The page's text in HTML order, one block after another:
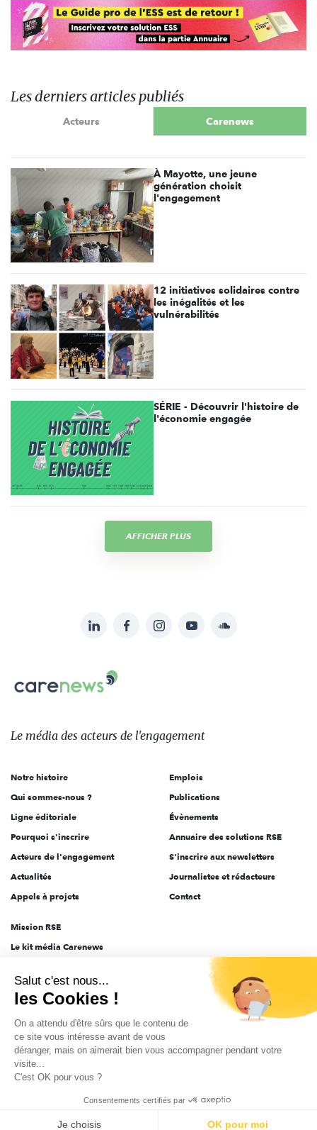
Les derniers articles publiés
Acteurs Carenews
À Mayotte, une jeune
génération choisit
l'engagement
12 initiatives solidaires contre
les inégalités et les
vulnérabilités
SÉRIE - Découvrir l'histoire de
l'économie engagée
AFFICHER PLUS
sur:
LinkedInFacebookInstagramYouTubeSoundcloud
Le
des
l'engagement
Le média des acteurs de l'engagement
Notre histoire
Qui sommes-nous ?
Ligne éditoriale
Pourquoi s'inscrire
Acteurs de l'engagement
Actualités
Appels à projets
Emplois
Publications
Évènements
Annuaire des solutions RSE
S'inscrire aux newsletters
Journalistes et rédacteurs
Contact
Mission RSE
Le kit média Carenews
AEF info
Novethic
PRODURABLE
Inclusiv Day
Données personnelles Mentions légales 2025-2026 Tout droits réservés
Salut c'est nous...
les Cookies !
On a attendu d'être sûrs que le contenu de
ce site vous intéresse avant de vous
déranger, mais on aimerait bien vous accompagner pendant votre
visite...
C'est OK pour vous ?
Consentements certifiés par
Je choisis OK pour moi